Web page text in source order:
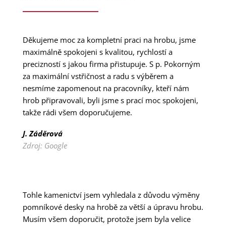
Děkujeme moc za kompletní praci na hrobu, jsme
maximálně spokojeni s kvalitou, rychlostí a
precizností s jakou firma přistupuje. S p. Pokorným
za maximální vstřičnost a radu s výběrem a
nesmíme zapomenout na pracovníky, kteří nám
hrob připravovali, byli jsme s prací moc spokojeni,
takže rádi všem doporučujeme.
J. Záděrová
Zdroj: Google
Tohle kamenictví jsem vyhledala z důvodu výměny
pomníkové desky na hrobě za větší a úpravu hrobu.
Musím všem doporučit, protože jsem byla velice